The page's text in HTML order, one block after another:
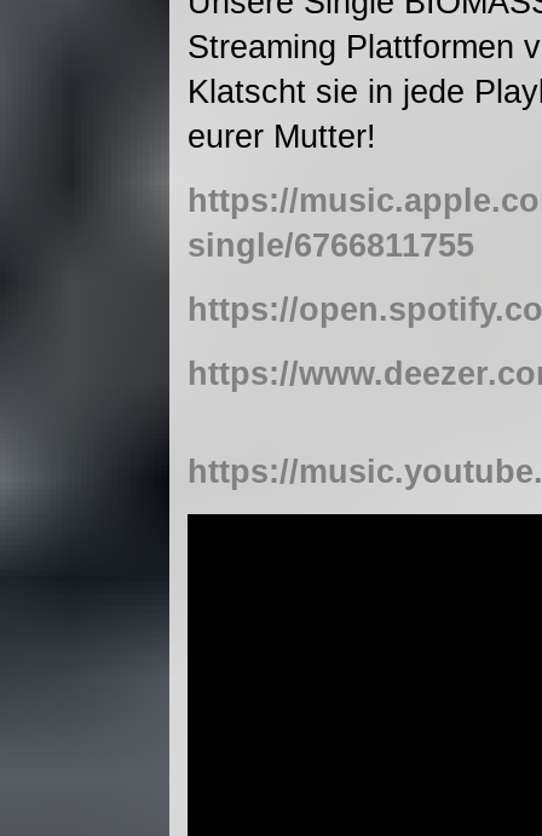
Streaming Plattformen
Klatscht sie in jede
eurer Mutter!
https://
single/6766811755
https://
https://
https://